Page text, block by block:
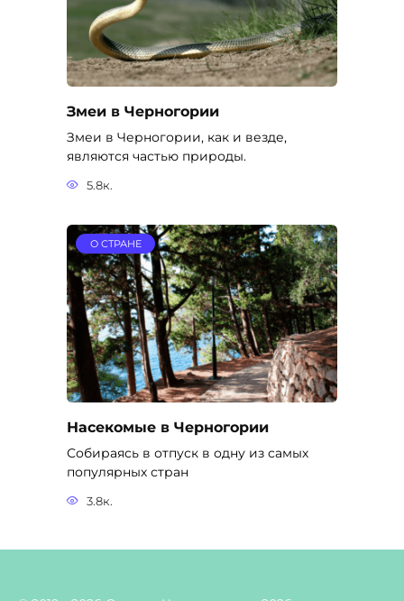
Змеи в Черногории
Змеи в Черногории, как и везде,
являются частью природы.
5.8к.
О СТРАНЕ
Насекомые в Черногории
Собираясь в отпуск в одну из самых
популярных стран
3.8к.